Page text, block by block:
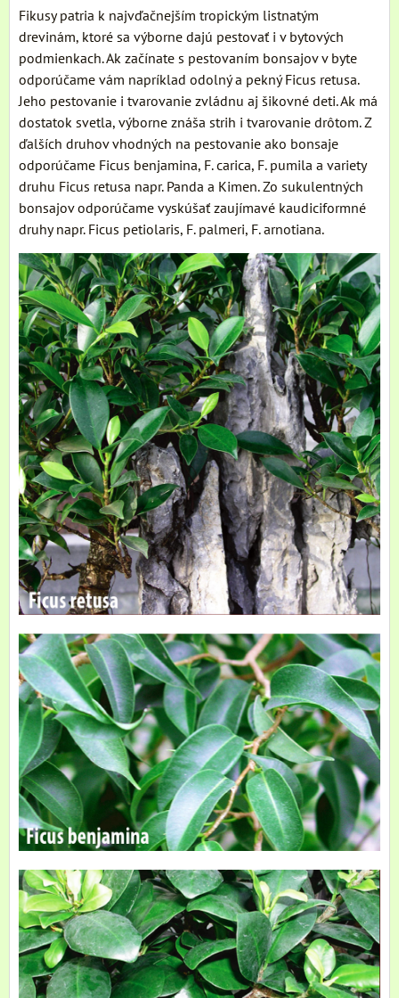
Fikusy patria k najvďačnejším tropickým listnatým
drevinám, ktoré sa výborne dajú pestovať i v bytových
podmienkach. Ak začínate s pestovaním bonsajov v byte
odporúčame vám napríklad odolný a pekný Ficus retusa.
Jeho pestovanie i tvarovanie zvládnu aj šikovné deti. Ak má
dostatok svetla, výborne znáša strih i tvarovanie drôtom. Z
ďalších druhov vhodných na pestovanie ako bonsaje
odporúčame Ficus benjamina, F. carica, F. pumila a variety
druhu Ficus retusa napr. Panda a Kimen. Zo sukulentných
bonsajov odporúčame vyskúšať zaujímavé kaudiciformné
druhy napr. Ficus petiolaris, F. palmeri, F. arnotiana.